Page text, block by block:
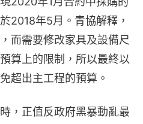
2018年5月。青協解釋，
而需要修改家具及設備尺
算上的限制，所以最終以
超出主工程的預算。
，正值反政府黑暴動亂最